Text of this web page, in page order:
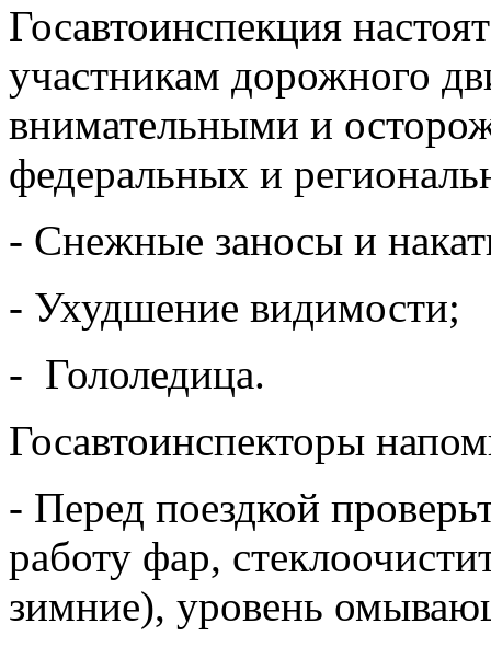
Госавтоинспекция
участникам дорожного
внимательными и
федеральных и
- Снежные заносы и
- Ухудшение видимости;
- ️ Гололедица.
Госавтоинспекторы
- Перед поездкой
работу фар,
зимние), уровень